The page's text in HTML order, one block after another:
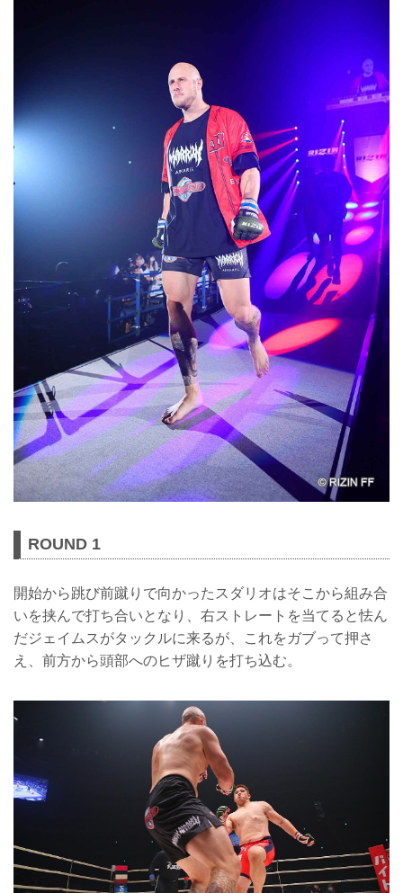
ROUND 1
開始から跳び前蹴りで向かったスダリオはそこから組み合
いを挟んで打ち合いとなり、右ストレートを当てると怯ん
だジェイムスがタックルに来るが、これをガブって押さ
え、前方から頭部へのヒザ蹴りを打ち込む。